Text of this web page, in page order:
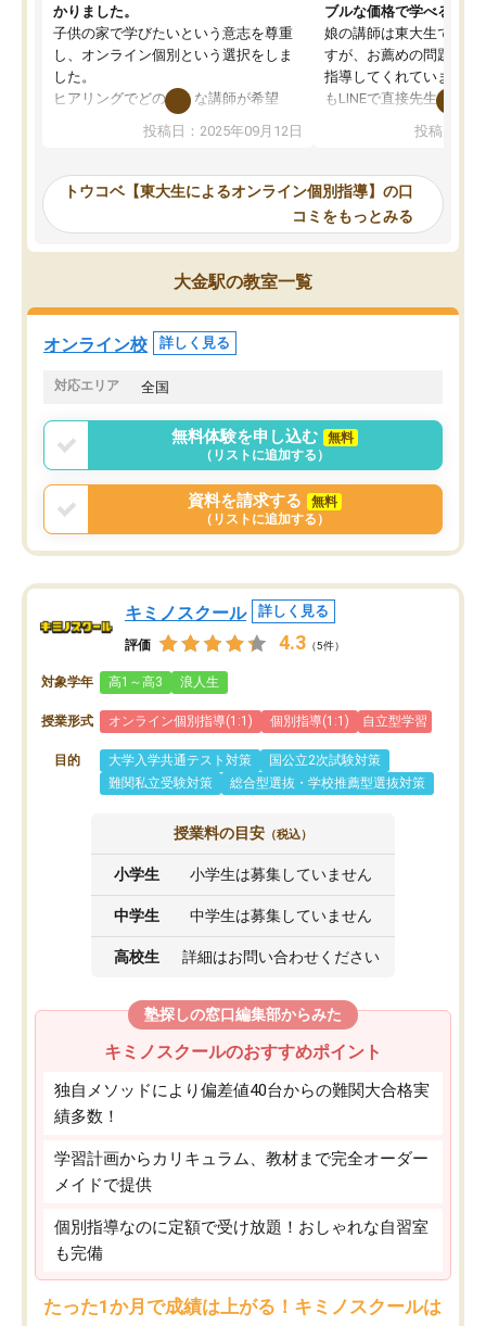
かりました。
子供の家で学びたいという意志を尊重
し、オンライン個別という選択をしま
した。
ヒアリングでどのような講師が希望
か、オプションは付帯するかなど選ぶ
事が出来ました。
ーティングを行い、その講師で良いか
見てから講師を決定する事ができま
す。
うちの子は、初回面談の講師の方で決
オンラインツールを使用した単語帳の
共有があり宿題もそちらで出される形
でした。
言う事で講師変更の申し出があり、あ
まりに短期での変更だった為、塾に通
う事にして退会しました。遅れも取り
戻せ、授業内容や講師の方は良かった
と思います。
投稿日：2025年09月12日
ブルな価格で学べる
娘の講師は東大生では無
すが、お薦めの問題集や
指導してくれています。
もLINEで直接先生に質問
めれるので、個人に合
いなのがあり(有料)、受
ことをどんなスケジュー
くか相談したのですが、
ち期待したものではなく
くなってきたようなので
投稿日：
トウコベ【東大生によるオンライン個別指導】の口
コミをもっとみる
大金駅の教室一覧
オンライン校 詳しく見る
対応エリア 全国
無料体験を申し込む
無料
（リストに追加する）
資料を請求する
無料
（リストに追加する）
キミノスクール 詳しく見る
評価 4.3 （5件）
対象学年 高1～高3 浪人生
授業形式 オンライン個別指導(1:1) 個別指導(1:1) 自立型学習
目的 大学入学共通テスト対策
国公立2次試験対策
難関私立受験対策
総合型選抜・学校推薦型選抜対策
授業料の目安 （税込）
小学生 小学生は募集していません
中学生 中学生は募集していません
高校生 詳細はお問い合わせください
塾探しの窓口編集部からみた
キミノスクールのおすすめポイント
独自メソッドにより偏差値40台からの難関大合格実
績多数！
学習計画からカリキュラム、教材まで完全オーダー
メイドで提供
個別指導なのに定額で受け放題！おしゃれな自習室
も完備
たった1か月で成績は上がる！キミノスクールは